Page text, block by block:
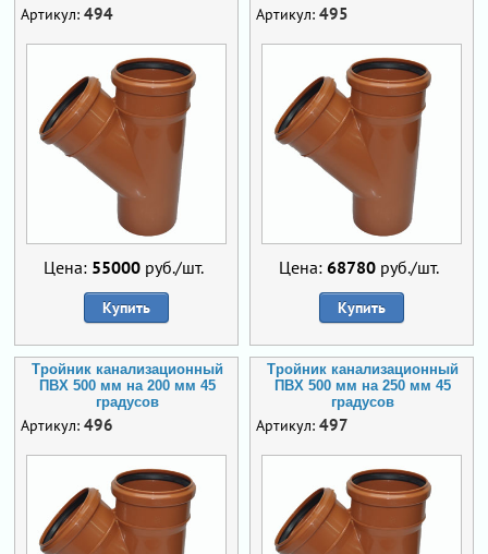
Артикул: 494
Цена: 55000 руб./шт.
Купить
Артикул: 495
Цена: 68780 руб./шт.
Купить
Тройник канализационный
ПВХ 500 мм на 200 мм 45
градусов
Артикул: 496
Тройник канализационный
ПВХ 500 мм на 250 мм 45
градусов
Артикул: 497